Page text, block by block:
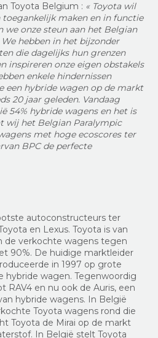
Toyota Belgium : « Toyota wil
maken en in functie
we onze steun aan het Belgian
hebben in het bijzonder
die dagelijks hun grenzen
inspireren onze eigen obstakels
enkele hindernissen
een hybride wagen op de markt
20 jaar geleden. Vandaag
54% hybride wagens en het is
wij het Belgian Paralympic
met hoge ecoscorester
BPC de perfecte
autoconstructeurs ter
en Lexus. Toyota is van
de verkochte wagens tegen
90%. De huidige marktleider
in 1997 op grote
hybride wagen. Tegenwoordig
RAV4 en nu ook de Auris, een
hybride wagens. In België
Toyota wagens rond die
Toyota de Mirai op de markt
In België stelt Toyota